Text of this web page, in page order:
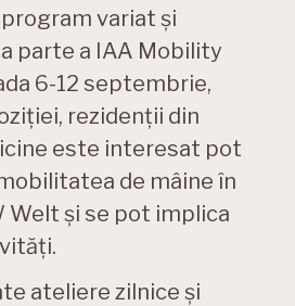
variat şi
parte a IAA Mobility
6-12 septembrie,
rezidenţii din
este interesat pot
de mâine în
Welt şi se pot implica
ateliere zilnice şi